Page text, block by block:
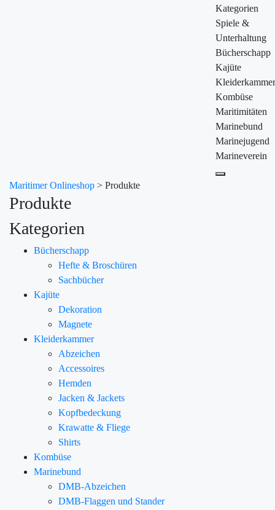
Kategorien
Spiele &
Unterhaltung
Bücherschapp
Kajüte
Kleiderkammer
Kombüse
Maritimitäten
Marinebund
Marinejugend
Marineverein
Maritimer Onlineshop > Produkte
Produkte
Kategorien
Bücherschapp
Hefte & Broschüren
Sachbücher
Kajüte
Dekoration
Magnete
Kleiderkammer
Abzeichen
Accessoires
Hemden
Jacken & Jackets
Kopfbedeckung
Krawatte & Fliege
Shirts
Kombüse
Marinebund
DMB-Abzeichen
DMB-Flaggen und Stander